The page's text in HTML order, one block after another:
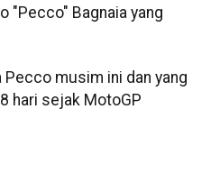
"Pecco" Bagnaia yang
Pecco musim ini dan yang
hari sejak MotoGP